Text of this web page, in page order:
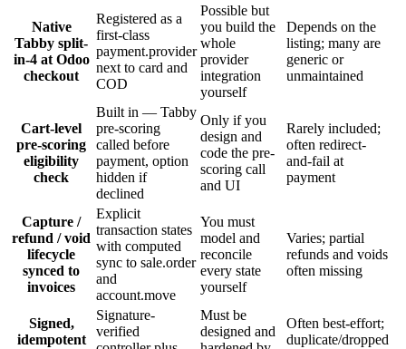
Native
Tabby split-
in-4 at Odoo
checkout
Registered as a
first-class
payment.provider
next to card and
COD
Possible but
you build the
whole
provider
integration
yourself
Depends on the
listing; many are
generic or
unmaintained
Cart-level
pre-scoring
eligibility
check
Built in — Tabby
pre-scoring
called before
payment, option
hidden if
declined
Only if you
design and
code the pre-
scoring call
and UI
Rarely included;
often redirect-
and-fail at
payment
Capture /
refund / void
lifecycle
synced to
invoices
Explicit
transaction states
with computed
sync to sale.order
and
account.move
You must
model and
reconcile
every state
yourself
Varies; partial
refunds and voids
often missing
Signed,
idempotent
Signature-
verified
Must be
designed and
Often best-effort;
duplicate/dropped